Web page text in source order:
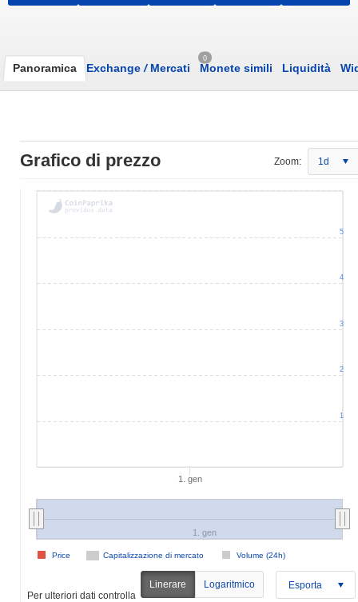
Panoramica Exchange /Mercati
0
Monete simili Liquidità
Grafico di prezzo Zoom: 1d
1. gen
Capitalizzazione di mercato Volume (24h)
Price
1. gen
1
2
3
4
5
Per ulteriori dati controlla
Linerare Logaritmico Esporta